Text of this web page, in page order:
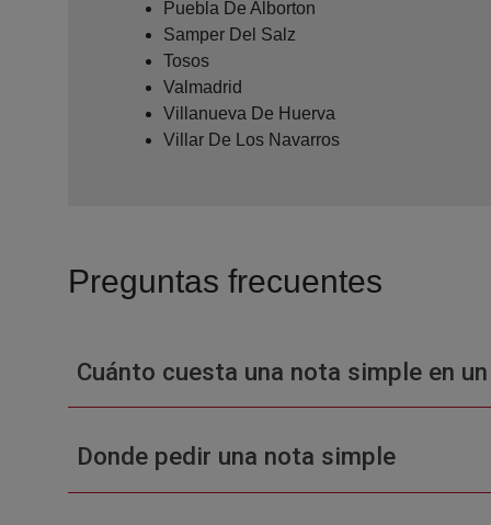
Puebla De Alborton
Samper Del Salz
Tosos
Valmadrid
Villanueva De Huerva
Villar De Los Navarros
Preguntas frecuentes
Cuánto cuesta una nota simple en
Donde pedir una nota simple